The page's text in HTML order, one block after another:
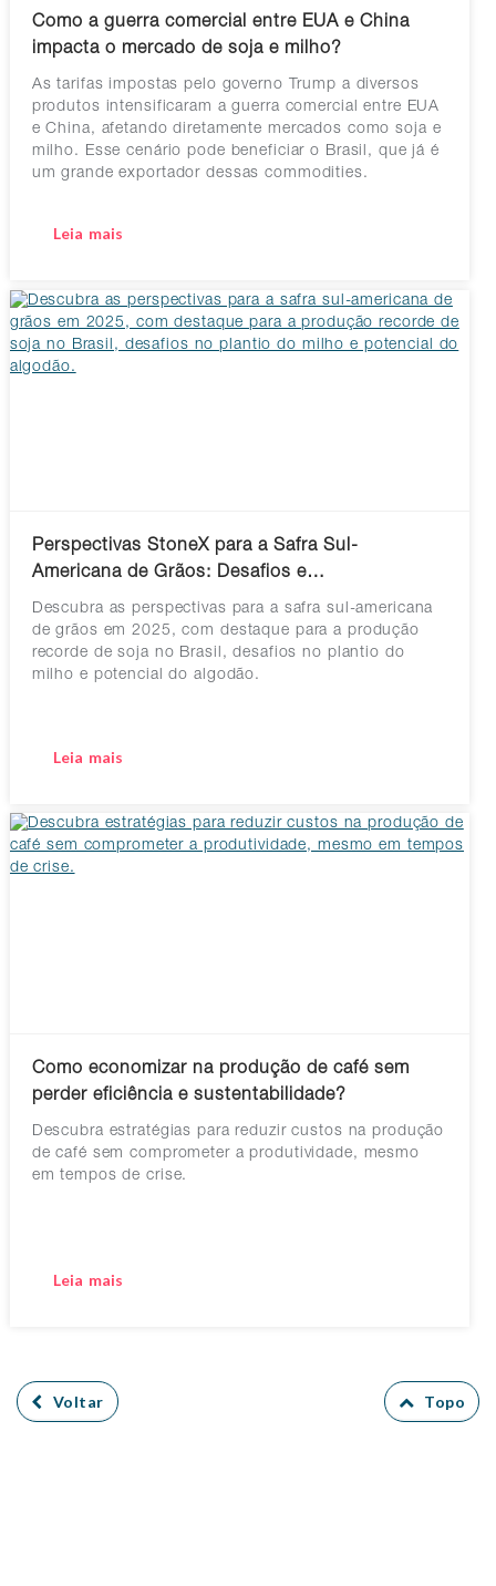
Como a guerra comercial entre EUA e China
impacta o mercado de soja e milho?
As tarifas impostas pelo governo Trump a diversos
produtos intensificaram a guerra comercial entre EUA
e China, afetando diretamente mercados como soja e
milho. Esse cenário pode beneficiar o Brasil, que já é
um grande exportador dessas commodities.
Leia mais
Perspectivas StoneX para a Safra Sul-
Americana de Grãos: Desafios e…
Descubra as perspectivas para a safra sul-americana
de grãos em 2025, com destaque para a produção
recorde de soja no Brasil, desafios no plantio do
milho e potencial do algodão.
Leia mais
Como economizar na produção de café sem
perder eficiência e sustentabilidade?
Descubra estratégias para reduzir custos na produção
de café sem comprometer a produtividade, mesmo
em tempos de crise.
Leia mais
Voltar Topo